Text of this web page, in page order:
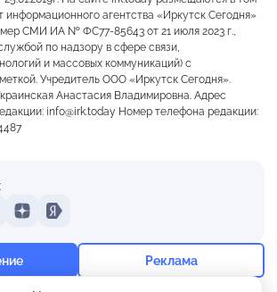
Ощущается как +21
информационного агентства «Иркутск Сегодня»
СМИ ИА № ФС77-85643 от 21 июля 2023 г.,
по надзору в сфере связи,
и массовых коммуникаций) с
Учредитель ООО «Иркутск Сегодня».
Анастасия Владимировна. Адрес
info@irk.today Номер телефона редакции:
DzenYandex
Реклама